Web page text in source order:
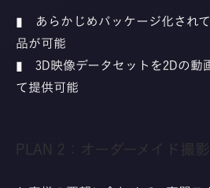
▮ あらかじめパッケージ化され
品が可能
▮ 3D映像データセットを2Dの動
て提供可能
PLAN 2：オーダーメイド撮